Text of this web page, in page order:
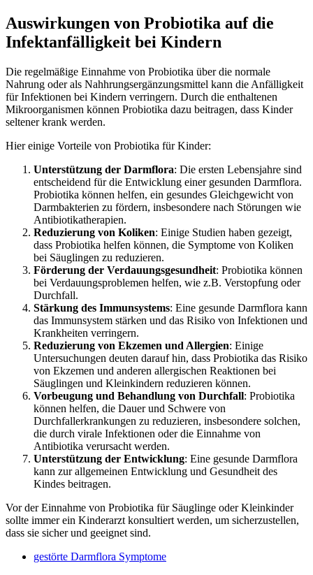
Auswirkungen von Probiotika auf die
Infektanfälligkeit bei Kindern
Die regelmäßige Einnahme von Probiotika über die normale
Nahrung oder als Nahhrungsergänzungsmittel kann die Anfälligkeit
für Infektionen bei Kindern verringern. Durch die enthaltenen
Mikroorganismen können Probiotika dazu beitragen, dass Kinder
seltener krank werden.
Hier einige Vorteile von Probiotika für Kinder:
Unterstützung der Darmflora: Die ersten Lebensjahre sind
entscheidend für die Entwicklung einer gesunden Darmflora.
Probiotika können helfen, ein gesundes Gleichgewicht von
Darmbakterien zu fördern, insbesondere nach Störungen wie
Antibiotikatherapien.
Reduzierung von Koliken: Einige Studien haben gezeigt,
dass Probiotika helfen können, die Symptome von Koliken
bei Säuglingen zu reduzieren.
Förderung der Verdauungsgesundheit: Probiotika können
bei Verdauungsproblemen helfen, wie z.B. Verstopfung oder
Durchfall.
Stärkung des Immunsystems: Eine gesunde Darmflora kann
das Immunsystem stärken und das Risiko von Infektionen und
Krankheiten verringern.
Reduzierung von Ekzemen und Allergien: Einige
Untersuchungen deuten darauf hin, dass Probiotika das Risiko
von Ekzemen und anderen allergischen Reaktionen bei
Säuglingen und Kleinkindern reduzieren können.
Vorbeugung und Behandlung von Durchfall: Probiotika
können helfen, die Dauer und Schwere von
Durchfallerkrankungen zu reduzieren, insbesondere solchen,
die durch virale Infektionen oder die Einnahme von
Antibiotika verursacht werden.
Unterstützung der Entwicklung: Eine gesunde Darmflora
kann zur allgemeinen Entwicklung und Gesundheit des
Kindes beitragen.
Vor der Einnahme von Probiotika für Säuglinge oder Kleinkinder
sollte immer ein Kinderarzt konsultiert werden, um sicherzustellen,
dass sie sicher und geeignet sind.
gestörte Darmflora Symptome